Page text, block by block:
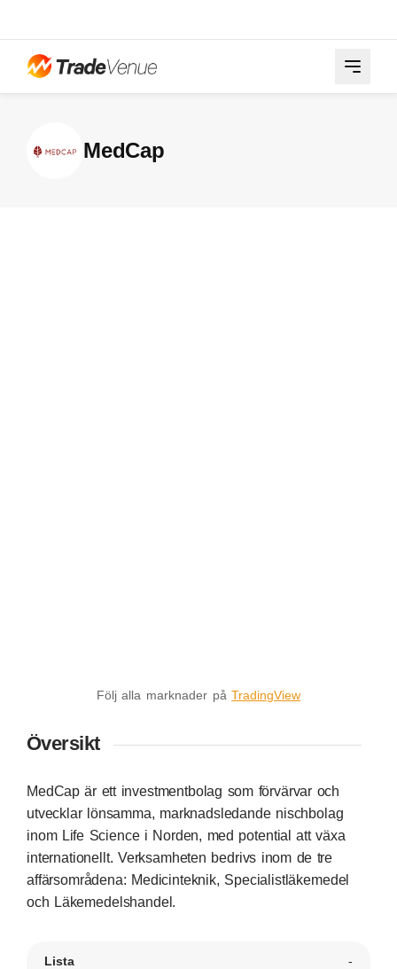
MedCap
Följ alla marknader påTradingView
Översikt
MedCap är ett investmentbolag som förvärvar och
utvecklar lönsamma, marknadsledande nischbolag
inom Life Science i Norden, med potential att växa
internationellt. Verksamheten bedrivs inom de tre
affärsområdena: Medicinteknik, Specialistläkemedel
och Läkemedelshandel.
Lista
-